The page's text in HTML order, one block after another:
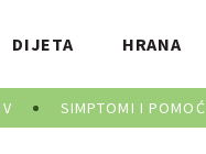
SIMPTOMI I POMOĆ
DIJETA HRANA